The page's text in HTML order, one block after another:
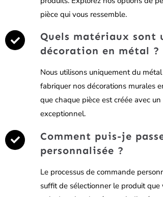
produits. Explorez nos options de
pièce qui vous ressemble.
Quels matériaux sont
décoration en métal ?
Nous utilisons uniquement du
fabriquer nos décorations murales
que chaque pièce est créée avec
exceptionnel.
Comment puis-je
personnalisée ?
Le processus de commande
suffit de sélectionner le produit que